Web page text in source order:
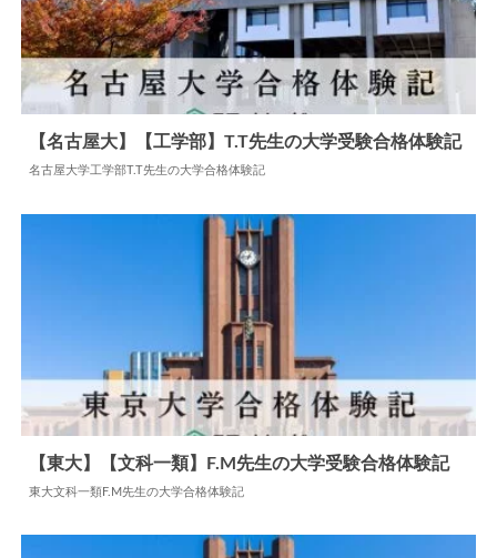
【名古屋大】【工学部】T.T先生の大学受験合格体験記
名古屋大学工学部T.T先生の大学合格体験記
【東大】【文科一類】F.M先生の大学受験合格体験記
東大文科一類F.M先生の大学合格体験記